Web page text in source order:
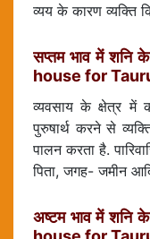
व्यय के कारण व्यक्ति
सप्तम भाव में
house for
व्यवसाय के क्षेत्र में
पुरुषार्थ करने से
पालन करता है.
पिता, जगह- जमीन
अष्टम भाव में